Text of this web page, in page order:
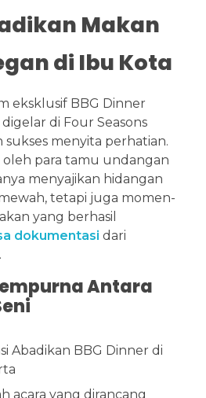
Makan
di Ibu Kota
eksklusif BBG Dinner
di Four Seasons
menyita perhatian.
oleh para tamu undangan
menyajikan hidangan
tetapi juga momen-
yang berhasil
dokumentasi dari
Antara
acara yang dirancang